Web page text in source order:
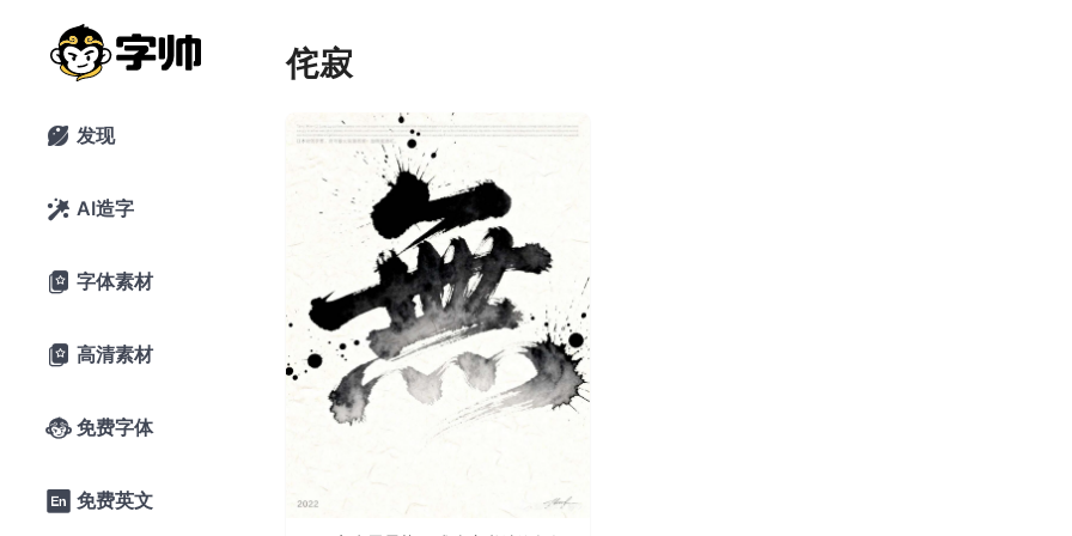
 发现
 AI造字
 字体素材
 高清素材
 免费字体
 免费英文
侘寂